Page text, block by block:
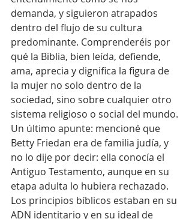
demanda, y siguieron atrapados
dentro del flujo de su cultura
predominante. Comprenderéis por
qué la Biblia, bien leída, defiende,
ama, aprecia y dignifica la figura de
la mujer no solo dentro de la
sociedad, sino sobre cualquier otro
sistema religioso o social del mundo.
Un último apunte: mencioné que
Betty Friedan era de familia judía, y
no lo dije por decir: ella conocía el
Antiguo Testamento, aunque en su
etapa adulta lo hubiera rechazado.
Los principios bíblicos estaban en su
ADN identitario y en su ideal de